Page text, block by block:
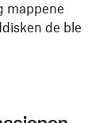
mappene
de ble